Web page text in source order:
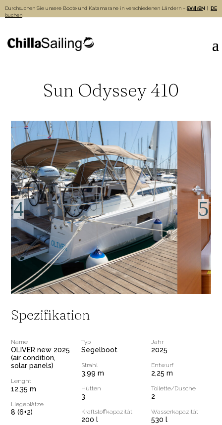
Durchsuchen Sie unsere Boote und Katamarane in verschiedenen Ländern –Online
buchen
SV EN DE
Sun Odyssey 410
Spezifikation
Name
OLIVER new 2025
(air condition,
solar panels)
Lenght
12,35 m
Liegeplätze
8 (6+2)
Typ
Segelboot
Strahl
3,99 m
Hütten
3
Kraftstoffkapazität
200 l
Jahr
2025
Entwurf
2,25 m
Toilette/Dusche
2
Wasserkapazität
530 l